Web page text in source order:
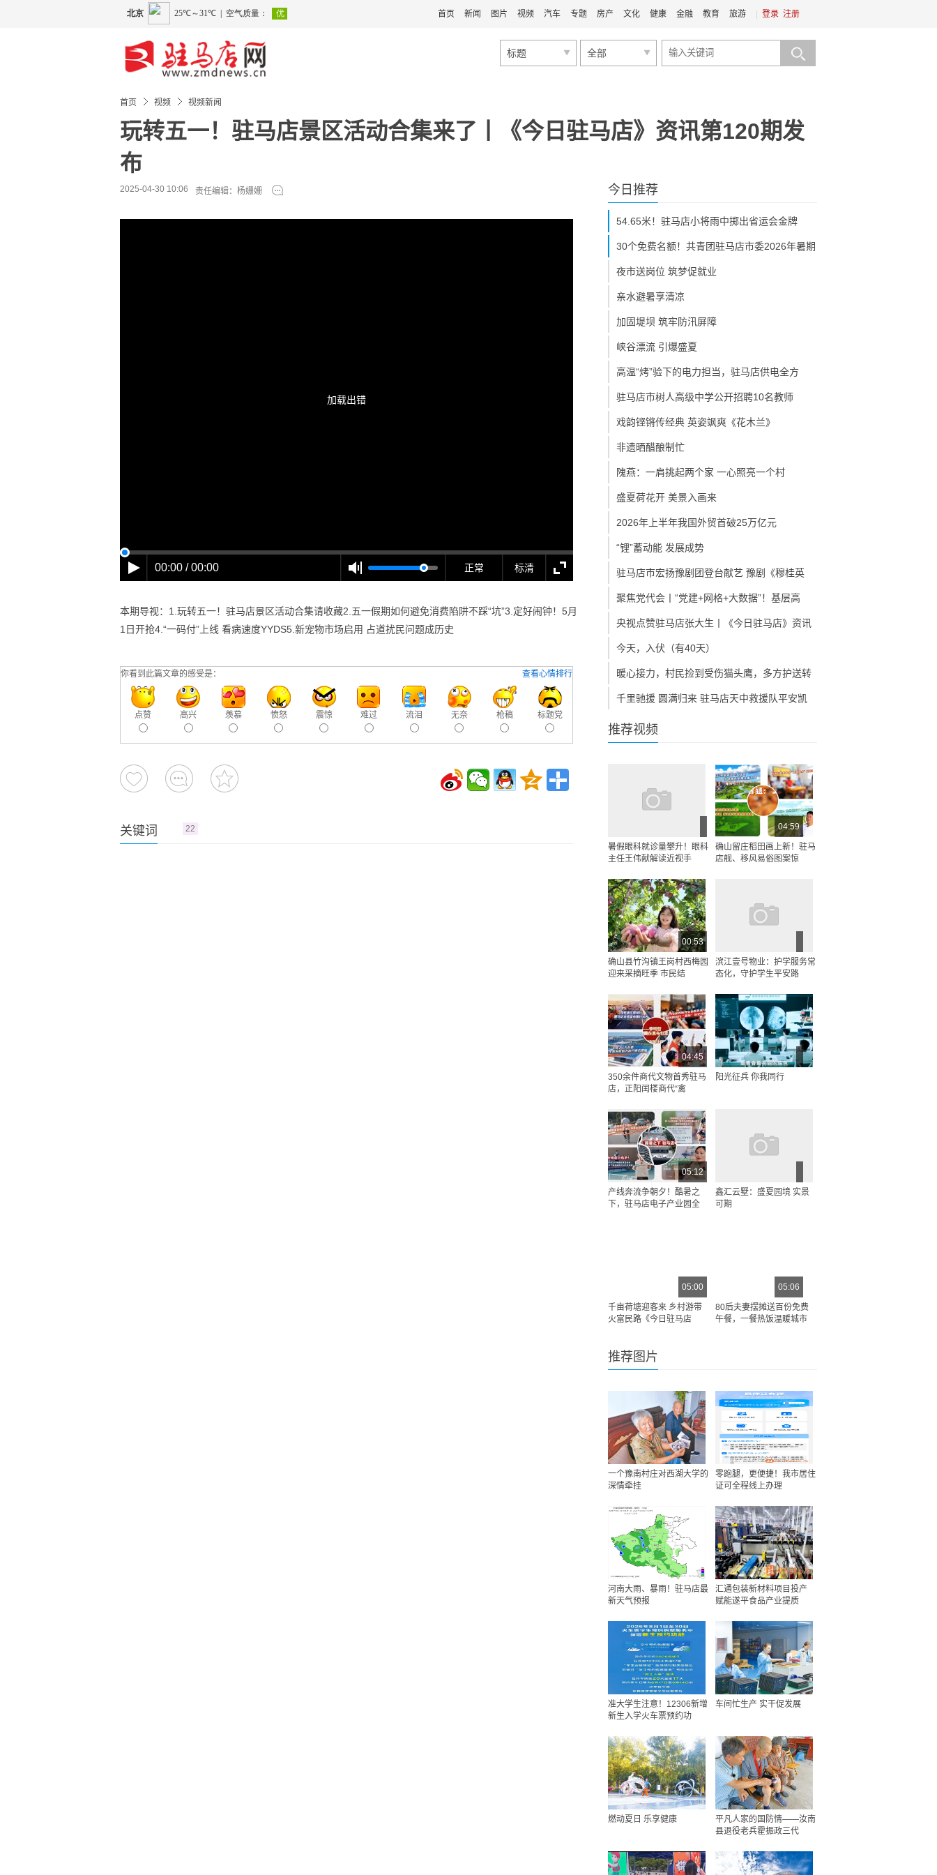
登录 注册
首页 新闻 图片 视频 汽车 专题 房产 文化 健康 金融 教育 旅游
标题 全部
首页 视频 视频新闻
玩转五一！驻马店景区活动合集来了丨《今日驻马店》资讯第120期发
布
2025-04-30 10:06 责任编辑：杨姗姗
00:00 / 00:00 标清
正常
加载出错
本期导视：1.玩转五一！驻马店景区活动合集请收藏2.五一假期如何避免消费陷阱不踩“坑”3.定好闹钟！5月
1日开抢4.“一码付”上线 看病速度YYDS5.新宠物市场启用 占道扰民问题成历史
查看心情排行
你看到此篇文章的感受是：
点赞 高兴 羡慕 愤怒 震惊 难过 流泪 无奈 枪稿 标题党
关键词 22
今日推荐
54.65米！驻马店小将雨中掷出省运会金牌
30个免费名额！共青团驻马店市委2026年暑期
夜市送岗位 筑梦促就业
亲水避暑享清凉
加固堤坝 筑牢防汛屏障
峡谷漂流 引爆盛夏
高温“烤”验下的电力担当，驻马店供电全方
驻马店市树人高级中学公开招聘10名教师
戏韵铿锵传经典 英姿飒爽《花木兰》
非遗晒醋酿制忙
隗燕：一肩挑起两个家 一心照亮一个村
盛夏荷花开 美景入画来
2026年上半年我国外贸首破25万亿元
“锂”蓄动能 发展成势
驻马店市宏扬豫剧团登台献艺 豫剧《穆桂英
聚焦党代会丨“党建+网格+大数据”！基层高
央视点赞驻马店张大生丨《今日驻马店》资讯
今天，入伏（有40天）
暖心接力，村民捡到受伤猫头鹰，多方护送转
千里驰援 圆满归来 驻马店天中救援队平安凯
推荐视频
暑假眼科就诊量攀升！眼科
主任王伟献解读近视手
04:59
确山留庄稻田画上新！驻马
店舰、移风易俗图案惊
00:53
确山县竹沟镇王岗村西梅园
迎来采摘旺季 市民结
滨江壹号物业：护学服务常
态化，守护学生平安路
04:45
350余件商代文物首秀驻马
店，正阳闰楼商代“禽
阳光征兵 你我同行
05:12
产线奔流争朝夕！酷暑之
下，驻马店电子产业园全
鑫汇云墅：盛夏园境 实景
可期
05:00
千亩荷塘迎客来 乡村游带
火富民路《今日驻马店
05:06
80后夫妻摆摊送百份免费
午餐，一餐热饭温暖城市
推荐图片
一个豫南村庄对西湖大学的
深情牵挂
零跑腿，更便捷！我市居住
证可全程线上办理
河南大雨、暴雨！驻马店最
新天气预报
汇通包装新材料项目投产
赋能遂平食品产业提质
准大学生注意！12306新增
新生入学火车票预约功
车间忙生产 实干促发展
燃动夏日 乐享健康
平凡人家的国防情——汝南
县退役老兵霍振政三代